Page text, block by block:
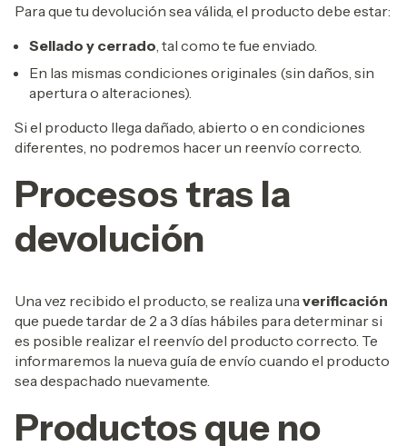
Para que tu devolución sea válida, el producto debe estar:
Sellado y cerrado , tal como te fue enviado.
En las mismas condiciones originales (sin daños, sin
apertura o alteraciones).
Si el producto llega dañado, abierto o en condiciones
diferentes, no podremos hacer un reenvío correcto.
Procesos tras la
devolución
Una vez recibido el producto, se realiza una verificación
que puede tardar de 2 a 3 días hábiles para determinar si
es posible realizar el reenvío del producto correcto. Te
informaremos la nueva guía de envío cuando el producto
sea despachado nuevamente.
Productos que no